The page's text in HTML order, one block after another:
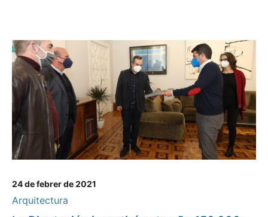
24 de febrer de 2021
Arquitectura